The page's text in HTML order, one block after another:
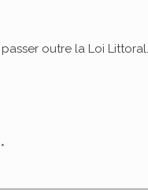
outre la Loi Littoral.
*